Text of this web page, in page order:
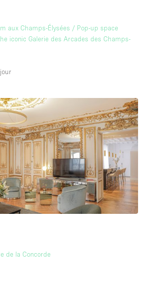
aux Champs-Élysées / Pop-up space
iconic Galerie des Arcades des Champs-
de la Concorde